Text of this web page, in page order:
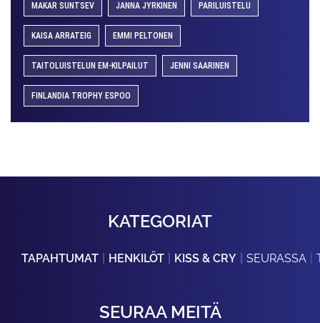
MAKAR SUNTSEV JANNA JYRKINEN PARILUISTELU
KAISA ARRATEIG EMMI PELTONEN
TAITOLUISTELUN EM-KILPAILUT JENNI SAARINEN
FINLANDIA TROPHY ESPOO
KATEGORIAT
TAPAHTUMAT HENKILÖT KISS & CRY SEURASSA
SEURAA MEITÄ